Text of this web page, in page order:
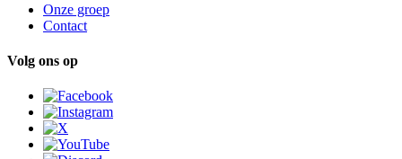
Onze groep
Contact
Volg ons op